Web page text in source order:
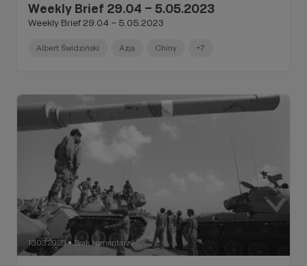
Weekly Brief 29.04 – 5.05.2023
Weekly Brief 29.04 – 5.05.2023
Albert Świdziński Azja Chiny +7
13.03.2023 ● Brak komentarzy